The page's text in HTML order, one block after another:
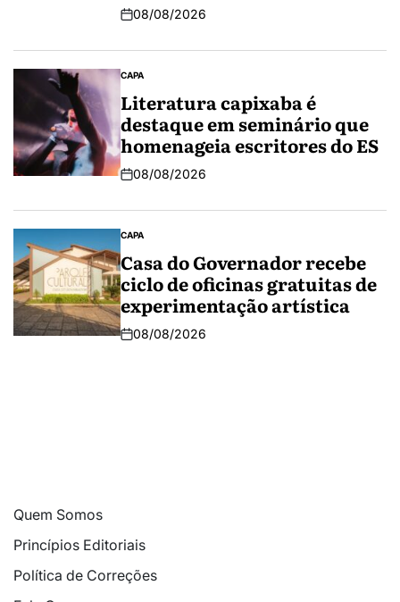
08/08/2026
CAPA
Literatura capixaba é
destaque em seminário que
homenageia escritores do ES
08/08/2026
CAPA
Casa do Governador recebe
ciclo de oficinas gratuitas de
experimentação artística
08/08/2026
Quem Somos
Princípios Editoriais
Política de Correções